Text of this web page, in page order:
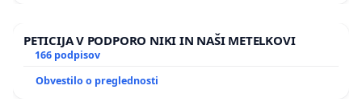
PETICIJA V PODPORO NIKI IN NAŠI METELKOVI
166 podpisov
Obvestilo o preglednosti